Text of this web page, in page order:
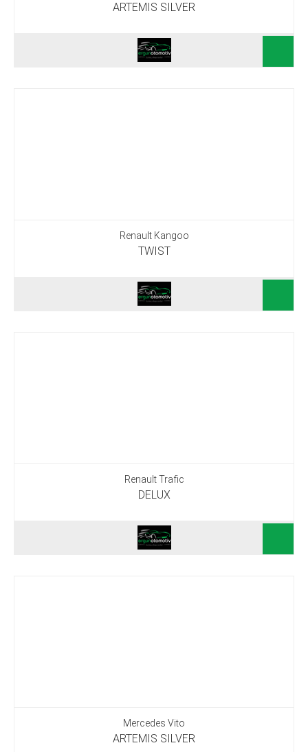
ARTEMIS SILVER
Renault Kangoo
TWIST
Renault Trafic
DELUX
Mercedes Vito
ARTEMIS SILVER